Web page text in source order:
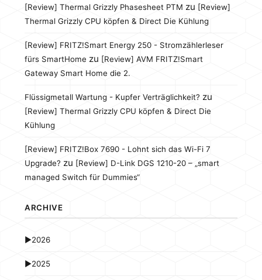
[Review] Thermal Grizzly Phasesheet PTM zu [Review]
Thermal Grizzly CPU köpfen & Direct Die Kühlung
[Review] FRITZ!Smart Energy 250 - Stromzählerleser
fürs SmartHome zu [Review] AVM FRITZ!Smart
Gateway Smart Home die 2.
Flüssigmetall Wartung - Kupfer Verträglichkeit? zu
[Review] Thermal Grizzly CPU köpfen & Direct Die
Kühlung
[Review] FRITZ!Box 7690 - Lohnt sich das Wi-Fi 7
Upgrade? zu [Review] D-Link DGS 1210-20 – „smart
managed Switch für Dummies“
ARCHIVE
►2026
►2025